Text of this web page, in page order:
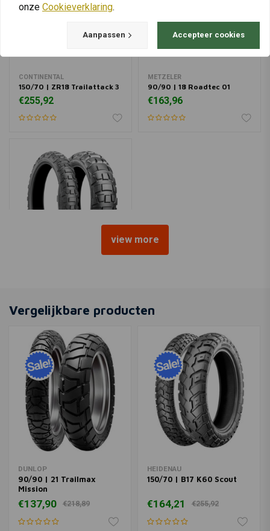
CONTINENTAL
150/70 | ZR18 Trailattack 3
€255,92
METZELER
90/90 | 18 Roadtec 01
€163,96
view more
Vergelijkbare producten
DUNLOP
90/90 | 21 Trailmax
Mission
€137,90 €218,89
HEIDENAU
150/70 | B17 K60 Scout
€164,21 €255,92
onze Cookieverklaring.
Aanpassen Accepteer cookies